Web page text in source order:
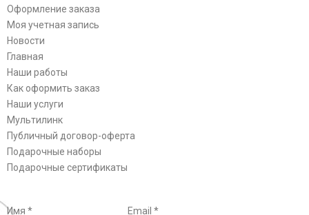
Оформление заказа
Моя учетная запись
Новости
Главная
Наши работы
Как оформить заказ
Наши услуги
Мультилинк
Публичный договор-оферта
Подарочные наборы
Подарочные сертификаты
Имя * Email *